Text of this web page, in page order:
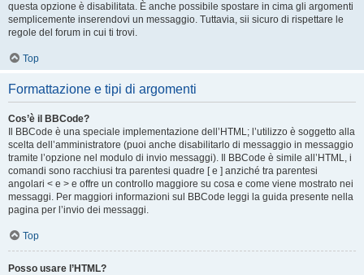
questa opzione è disabilitata. È anche possibile spostare in cima gli argomenti
semplicemente inserendovi un messaggio. Tuttavia, sii sicuro di rispettare le
regole del forum in cui ti trovi.
Top
Formattazione e tipi di argomenti
Cos’è il BBCode?
Il BBCode è una speciale implementazione dell’HTML; l’utilizzo è soggetto alla
scelta dell’amministratore (puoi anche disabilitarlo di messaggio in messaggio
tramite l’opzione nel modulo di invio messaggi). Il BBCode è simile all’HTML, i
comandi sono racchiusi tra parentesi quadre [ e ] anziché tra parentesi
angolari < e > e offre un controllo maggiore su cosa e come viene mostrato nei
messaggi. Per maggiori informazioni sul BBCode leggi la guida presente nella
pagina per l’invio dei messaggi.
Top
Posso usare l’HTML?